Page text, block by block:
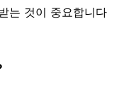
는 것이 중요합니다